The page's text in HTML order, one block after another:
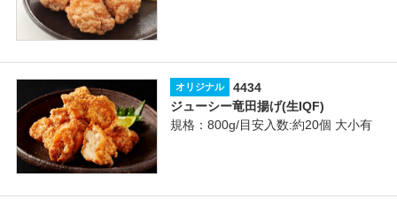
オリジナル
4434
ジューシー竜田揚げ(生IQF)
規格：800g/目安入数:約20個 大小有